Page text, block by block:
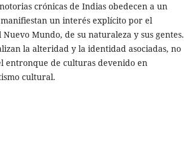
crónicas de Indias obedecen a un
un interés explícito por el
Mundo, de su naturaleza y sus gentes.
la alteridad y la identidad asociadas, no
entronque de culturas devenido en
cultural.